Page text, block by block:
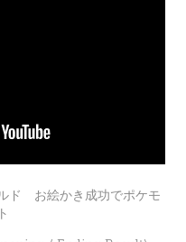
ド お絵かき成功でポケモ